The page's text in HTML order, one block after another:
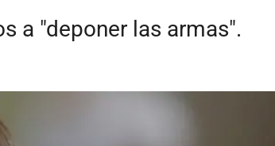
a "deponer las armas".